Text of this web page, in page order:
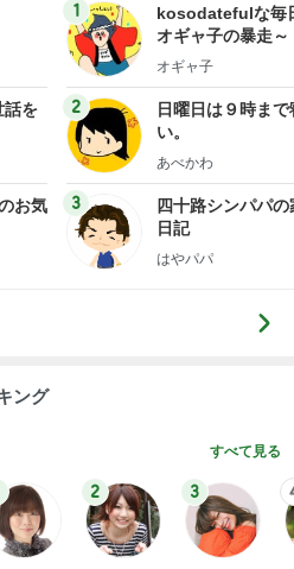
話を
お気
1
kosodatefulな毎
オギャ子の暴走～
オギャ子
2
日曜日は９時まで
い。
あべかわ
3
四十路シンパパの
日記
はやパパ
ング
すべて見る
2 3